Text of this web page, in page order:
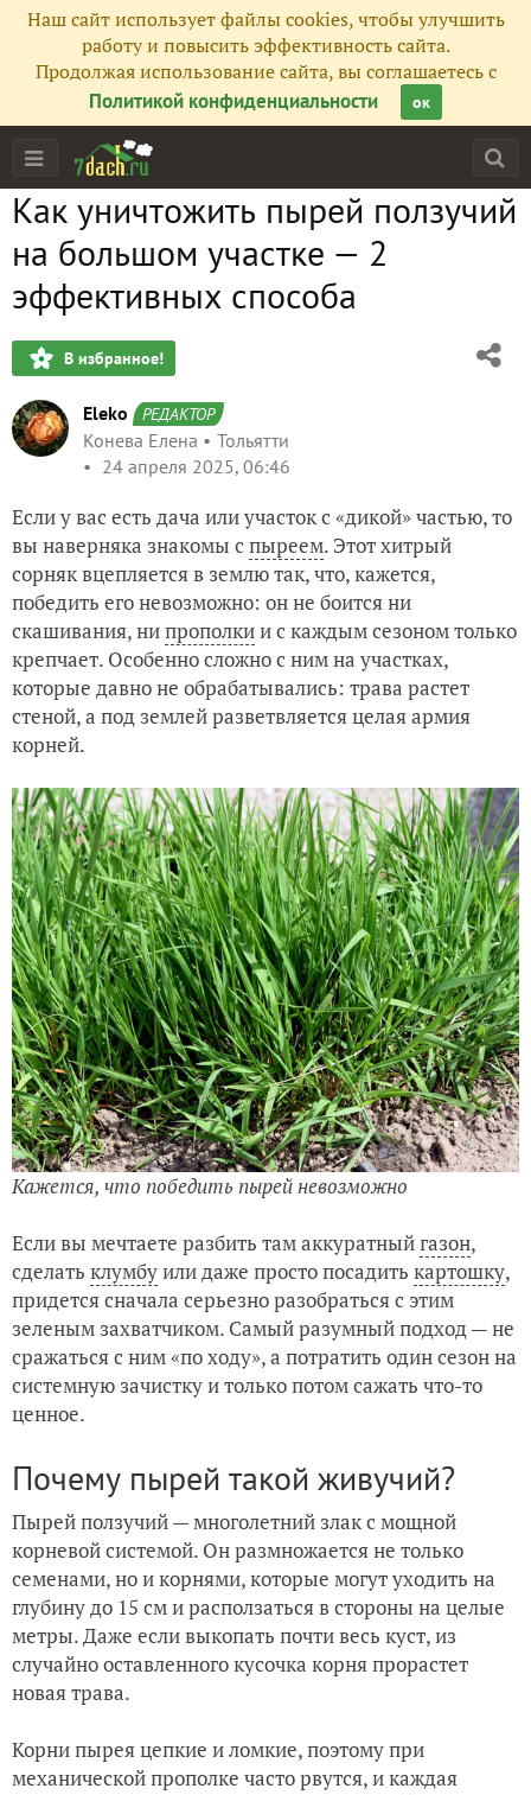
Наш сайт использует файлы cookies, чтобы улучшить
работу и повысить эффективность сайта.
Продолжая использование сайта, вы соглашаетесь с
Политикой конфиденциальности
ок
Как уничтожить пырей ползучий
на большом участке — 2
эффективных способа
В избранное!
Eleko РЕДАКТОР
Конева Елена
Тольятти
24 апреля 2025, 06:46
Если у вас есть дача или участок с «дикой» частью, то
вы наверняка знакомы с пыреем. Этот хитрый
сорняк вцепляется в землю так, что, кажется,
победить его невозможно: он не боится ни
скашивания, нипрополкии с каждым сезоном только
крепчает. Особенно сложно с ним на участках,
которые давно не обрабатывались: трава растет
стеной, а под землей разветвляется целая армия
корней.
Кажется, что победить пырей невозможно
Если вы мечтаете разбить там аккуратныйгазон,
сделать клумбуили даже просто посадить картошку,
придется сначала серьезно разобраться с этим
зеленым захватчиком. Самый разумный подход — не
сражаться с ним «по ходу», а потратить один сезон на
системную зачистку и только потом сажать что-то
ценное.
Почему пырей такой живучий?
Пырей ползучий — многолетний злак с мощной
корневой системой. Он размножается не только
семенами, но и корнями, которые могут уходить на
глубину до 15 см и расползаться в стороны на целые
метры. Даже если выкопать почти весь куст, из
случайно оставленного кусочка корня прорастет
новая трава.
Корни пырея цепкие и ломкие, поэтому при
механической прополке часто рвутся, и каждая